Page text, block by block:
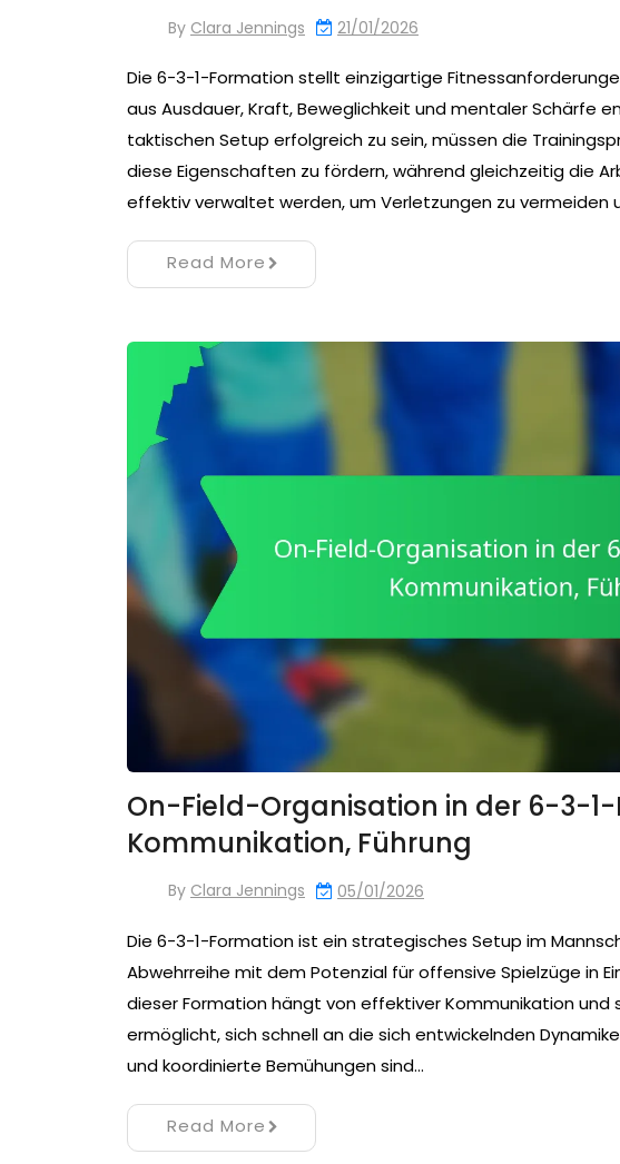
By Clara Jennings 21/01/2026
Die 6-3-1-Formation stellt einzigartige
aus Ausdauer, Kraft, Beweglichkeit und mentaler Schärfe
taktischen Setup erfolgreich zu sein, müssen die
diese Eigenschaften zu fördern, während gleichzeitig die
effektiv verwaltet werden, um Verletzungen zu vermeiden
Read More
On-Field-Organisation in der 6-3-
Kommunikation, Führung
By Clara Jennings 05/01/2026
Die 6-3-1-Formation ist ein strategisches Setup im
Abwehrreihe mit dem Potenzial für offensive Spielzüge in
dieser Formation hängt von effektiver Kommunikation und
ermöglicht, sich schnell an die sich entwickelnden
und koordinierte Bemühungen sind…
Read More